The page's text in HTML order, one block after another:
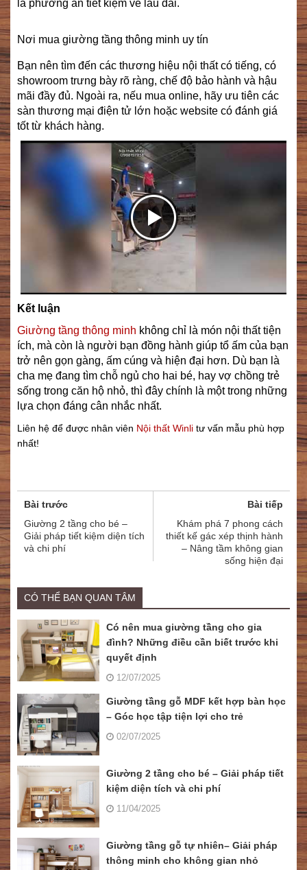
là phương án tiết kiệm về lâu dài.
Nơi mua giường tầng thông minh uy tín
Bạn nên tìm đến các thương hiệu nội thất có tiếng, có
showroom trưng bày rõ ràng, chế độ bảo hành và hậu
mãi đầy đủ. Ngoài ra, nếu mua online, hãy ưu tiên các
sàn thương mại điện tử lớn hoặc website có đánh giá
tốt từ khách hàng.
Kết luận
Giường tầng thông minh không chỉ là món nội thất tiện
ích, mà còn là người bạn đồng hành giúp tổ ấm của bạn
trở nên gọn gàng, ấm cúng và hiện đại hơn. Dù bạn là
cha mẹ đang tìm chỗ ngủ cho hai bé, hay vợ chồng trẻ
sống trong căn hộ nhỏ, thì đây chính là một trong những
lựa chọn đáng cân nhắc nhất.
Liên hệ để được nhân viên Nội thất Winli tư vấn mẫu phù hợp
nhất!
Bài trước
Giường 2 tầng cho bé –
Giải pháp tiết kiệm diện tích
và chi phí
Bài tiếp
Khám phá 7 phong cách
thiết kế gác xép thịnh hành
– Nâng tầm không gian
sống hiện đại
CÓ THỂ BẠN QUAN TÂM
Có nên mua giường tầng cho gia
đình? Những điều cần biết trước khi
quyết định
12/07/2025
Giường tầng gỗ MDF kết hợp bàn học
– Góc học tập tiện lợi cho trẻ
02/07/2025
Giường 2 tầng cho bé – Giải pháp tiết
kiệm diện tích và chi phí
11/04/2025
Giường tầng gỗ tự nhiên– Giải pháp
thông minh cho không gian nhỏ